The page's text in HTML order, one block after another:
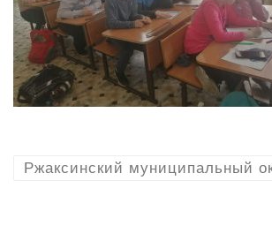
Ржаксинский муниципальный